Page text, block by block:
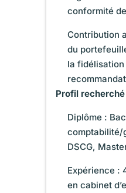
conformité
Contribution
du
la fidélisation
Profil recherché
Diplôme :
comptabilité/
DSCG,
Expérience :
en cabinet